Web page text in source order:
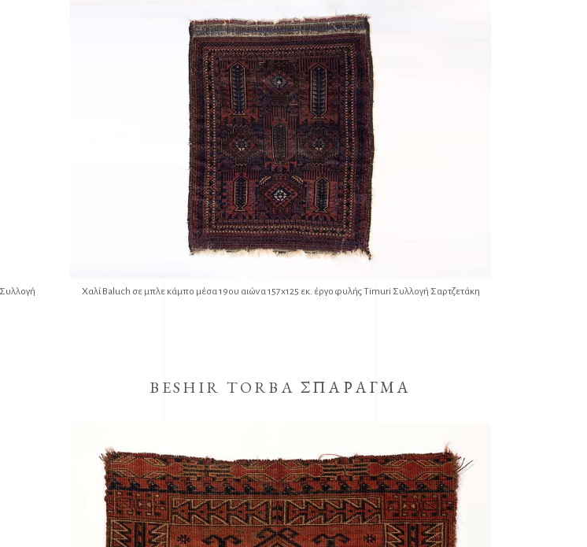
Χαλί Baluch σε μπλε κάμπο μέσα 19ου αιώνα 157x125 εκ. έργο φυλής Timuri Συλλογή Σαρτζετάκη
BESHIR TORBA ΣΠΑΡΑΓΜΑ